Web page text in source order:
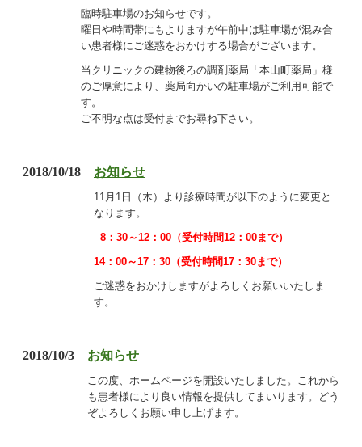
臨時駐車場のお知らせです。
曜日や時間帯にもよりますが午前中は駐車場が混み合
い患者様にご迷惑をおかけする場合がございます。
当クリニックの建物後ろの調剤薬局「本山町薬局」様
のご厚意により、薬局向かいの駐車場がご利用可能で
す。
ご不明な点は受付までお尋ね下さい。
2018/10/18 お知らせ
11月1日（木）より診療時間が以下のように変更と
なります。
8：30～12：00（受付時間12：00まで）
14：00～17：30（受付時間17：30まで）
ご迷惑をおかけしますがよろしくお願いいたしま
す。
2018/10/3 お知らせ
この度、ホームページを開設いたしました。これから
も患者様により良い情報を提供して まいります。どう
ぞよろしくお願い申し上げます。